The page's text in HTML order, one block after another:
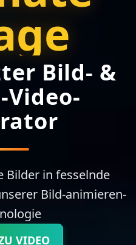
Bild- &
Video-
Bilder in fesselnde
Bild-animieren-
VIDEO